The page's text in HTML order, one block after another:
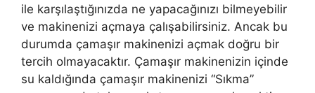
ile karşılaştığınızda ne yapacağınızı bilmeyebilir
ve makinenizi açmaya çalışabilirsiniz. Ancak bu
durumda çamaşır makinenizi açmak doğru bir
tercih olmayacaktır. Çamaşır makinenizin içinde
su kaldığında çamaşır makinenizi “Sıkma”